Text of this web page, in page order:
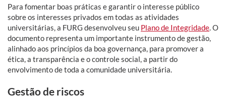
Para fomentar boas práticas e garantir o interesse público
sobre os interesses privados em todas as atividades
universitárias, a FURG desenvolveu seu Plano de Integridade. O
documento representa um importante instrumento de gestão,
alinhado aos princípios da boa governança, para promover a
ética, a transparência e o controle social, a partir do
envolvimento de toda a comunidade universitária.
Gestão de riscos